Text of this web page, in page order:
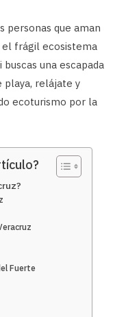
personas que aman
frágil ecosistema
una escapada
playa, relájate y
ecoturismo por la
Fuerte